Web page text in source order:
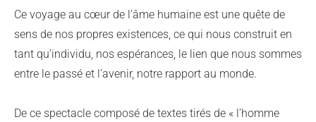
Ce voyage au cœur de l’âme humaine est une quête de
sens de nos propres existences, ce qui nous construit en
tant qu’individu, nos espérances, le lien que nous sommes
entre le passé et l’avenir, notre rapport au monde.
De ce spectacle composé de textes tirés de « l’homme